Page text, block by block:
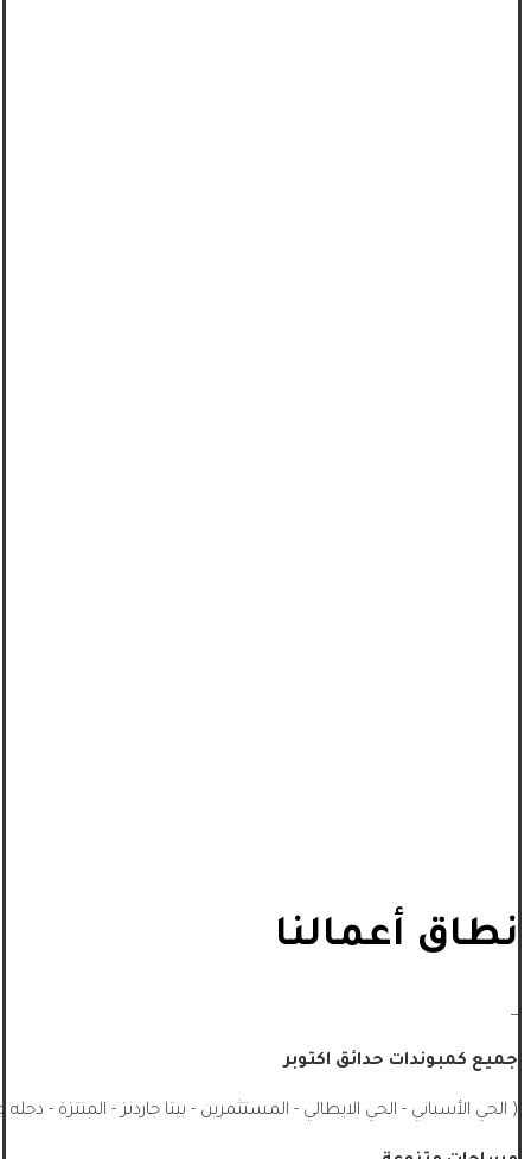
نطاق أعمالنا
_
جميع كمبوندات حدائق اكتوبر
( الحي الأسباني - الحي الايطالي - المستثمرين - بيتا جاردنز - المنتزة -